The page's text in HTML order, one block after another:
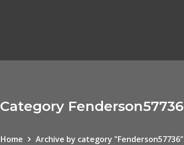
Category Fenderson57736
Home Archive by category "Fenderson57736"